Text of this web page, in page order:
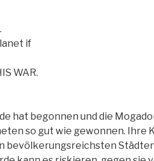
if
WAR.
hat begonnen und die
so gut wie gewonnen. Ihre
bevölkerungsreichsten